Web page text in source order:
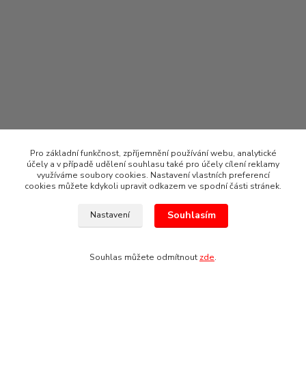
Pro základní funkčnost, zpříjemnění používání webu, analytické
účely a v případě udělení souhlasu také pro účely cílení reklamy
využíváme soubory cookies. Nastavení vlastních preferencí
cookies můžete kdykoli upravit odkazem ve spodní části stránek.
Nastavení Souhlasím
Souhlas můžete odmítnout zde.